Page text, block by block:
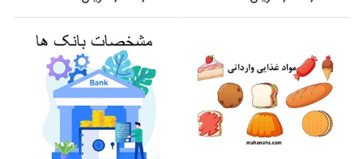
برخی از شهرستان ها و... می
شود و به صور...
تفکیک برخی از شهرستان ها و...
می شود و به صورت اک...